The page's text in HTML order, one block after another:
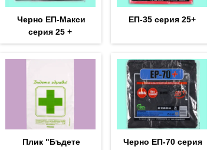
Черно ЕП-Макси
серия 25 +
ЕП-35 серия 25+
Плик "Бъдете
Черно ЕП-70 серия